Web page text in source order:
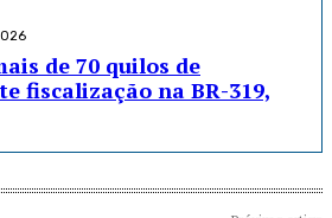
de 70 quilos de
fiscalização na BR-319,